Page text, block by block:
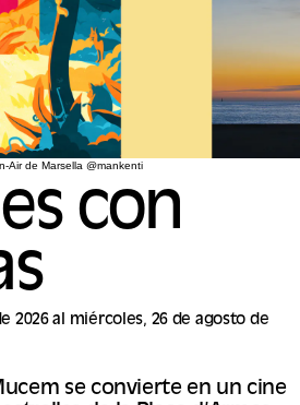
Air de Marsella @mankenti
con
2026 al miércoles, 26 de agosto de
se convierte en un cine